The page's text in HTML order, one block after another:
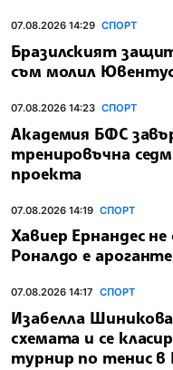
07.08.2026 14:29 СПОРТ
Бразилският
съм молил
07.08.2026 14:23 СПОРТ
Академия БФС
тренировъчна
проекта
07.08.2026 14:19 СПОРТ
Хавиер Ернандес
Роналдо е
07.08.2026 14:17 СПОРТ
Изабелла
схемата и се
турнир по тенис в